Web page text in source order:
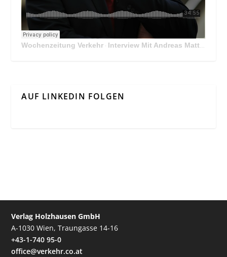
Wochenzeitung Verkehr · Interview Mit Andreas Matthä, CEO der ÖBB Holding
AUF LINKEDIN FOLGEN
Verlag Holzhausen GmbH
A-1030 Wien, Traungasse 14-16
+43-1-740 95-0
office@verkehr.co.at